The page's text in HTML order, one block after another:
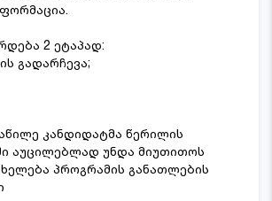
2 ეტაპად:
გადარჩევა;
კანდიდატმა წერილის
აუცილებლად უნდა მიუთითოს
პროგრამის განათლების